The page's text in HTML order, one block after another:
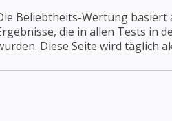
Beliebtheits-Wertung basiert
die in allen Tests in
Diese Seite wird täglich